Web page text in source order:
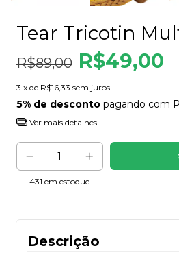
Tear Tricotin
R$89,00 R$49,00
3 x de R$16,33 sem juros
5% de desconto pagando com
Ver mais detalhes
431 em estoque
Descrição